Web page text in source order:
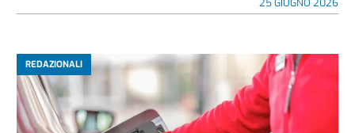
25 GIUGNO 2026
REDAZIONALI